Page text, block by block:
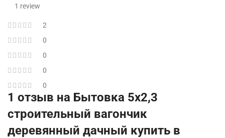
1 review
2
0
0
0
0
1 отзыв на Бытовка 5х2,3
строительный вагончик
деревянный дачный купить в